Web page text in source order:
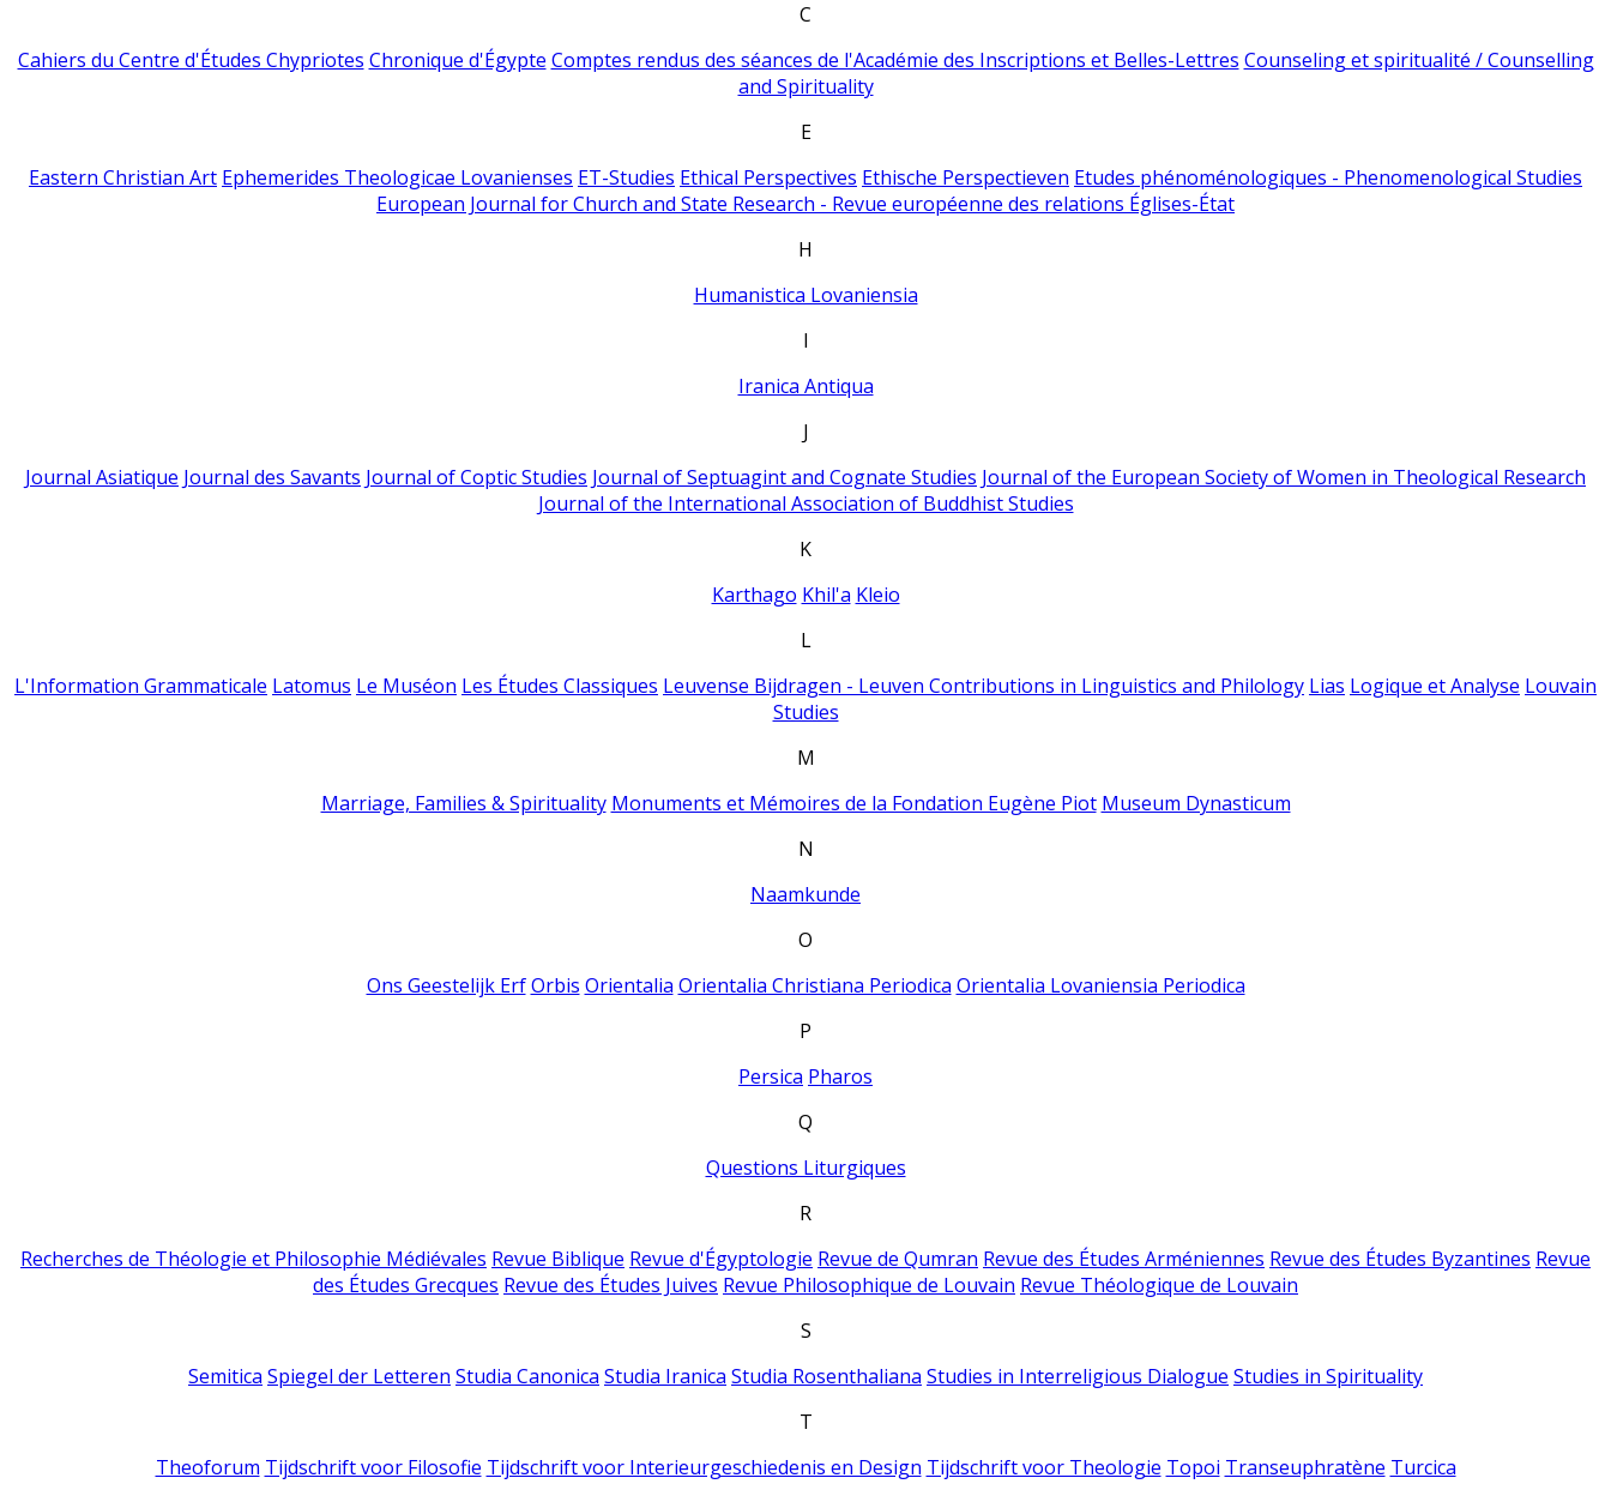
C
Cahiers du Centre d'Études Chypriotes Chronique d'Égypte Comptes rendus des séances de l'Académie des Inscriptions et Belles-Lettres Counseling et spiritualité / Counselling
and Spirituality
E
Eastern Christian Art Ephemerides Theologicae Lovanienses ET-Studies Ethical Perspectives Ethische Perspectieven Etudes phénoménologiques - Phenomenological Studies
European Journal for Church and State Research - Revue européenne des relations Églises-État
H
Humanistica Lovaniensia
I
Iranica Antiqua
J
Journal Asiatique Journal des Savants Journal of Coptic Studies Journal of Septuagint and Cognate Studies Journal of the European Society of Women in Theological Research
Journal of the International Association of Buddhist Studies
K
Karthago Khil'a Kleio
L
L'Information Grammaticale Latomus Le Muséon Les Études Classiques Leuvense Bijdragen - Leuven Contributions in Linguistics and Philology Lias Logique et Analyse Louvain
Studies
M
Marriage, Families & Spirituality Monuments et Mémoires de la Fondation Eugène Piot Museum Dynasticum
N
Naamkunde
O
Ons Geestelijk Erf Orbis Orientalia Orientalia Christiana Periodica Orientalia Lovaniensia Periodica
P
Persica Pharos
Q
Questions Liturgiques
R
Recherches de Théologie et Philosophie Médiévales Revue Biblique Revue d'Égyptologie Revue de Qumran Revue des Études Arméniennes Revue des Études Byzantines Revue
des Études Grecques Revue des Études Juives Revue Philosophique de Louvain Revue Théologique de Louvain
S
Semitica Spiegel der Letteren Studia Canonica Studia Iranica Studia Rosenthaliana Studies in Interreligious Dialogue Studies in Spirituality
T
Theoforum Tijdschrift voor Filosofie Tijdschrift voor Interieurgeschiedenis en Design Tijdschrift voor Theologie Topoi Transeuphratène Turcica